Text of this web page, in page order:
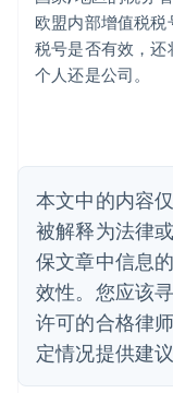
欧盟内部增值税
税号是否有效，
个人还是公司。
本文中的内容
被解释为法律
保文章中信息
效性。您应该
许可的合格律
定情况提供建议
English
巴西
Português
English
丹麦
English
德国
DeutschEnglish
法国
FrançaisEnglish
芬兰
EnglishSvenska